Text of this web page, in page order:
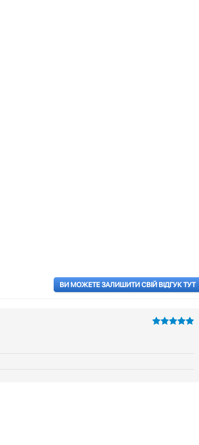
ВИ МОЖЕТЕ ЗАЛИШИТИ СВІЙ ВІДГУК ТУТ